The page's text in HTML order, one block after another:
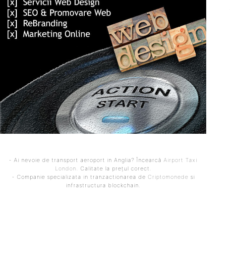
- Ai nevoie de transport aeroport in Anglia? Încearcă Airport Taxi
London. Calitate la prețul corect.
- Companie specializata in tranzactionarea de Criptomonede si
infrastructura blockchain.